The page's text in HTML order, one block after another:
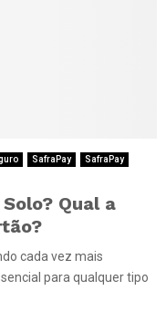
SafraPay
SafraPay
Qual a
cada vez mais
para qualquer tipo